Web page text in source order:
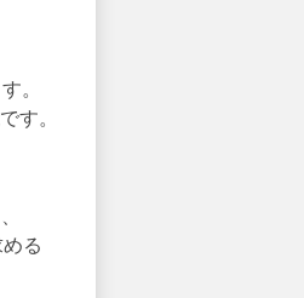
。
す。
る